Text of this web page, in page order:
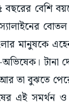
বেশি
বোতল
মানুষকে
টানা
তা বুঝতে
এই সমর্থন